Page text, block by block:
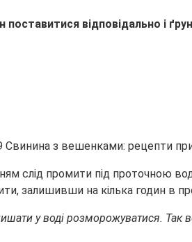
поставитися відповідально і
слід промити під проточною
залишивши на кілька годин в
у воді розморожуватися. Так